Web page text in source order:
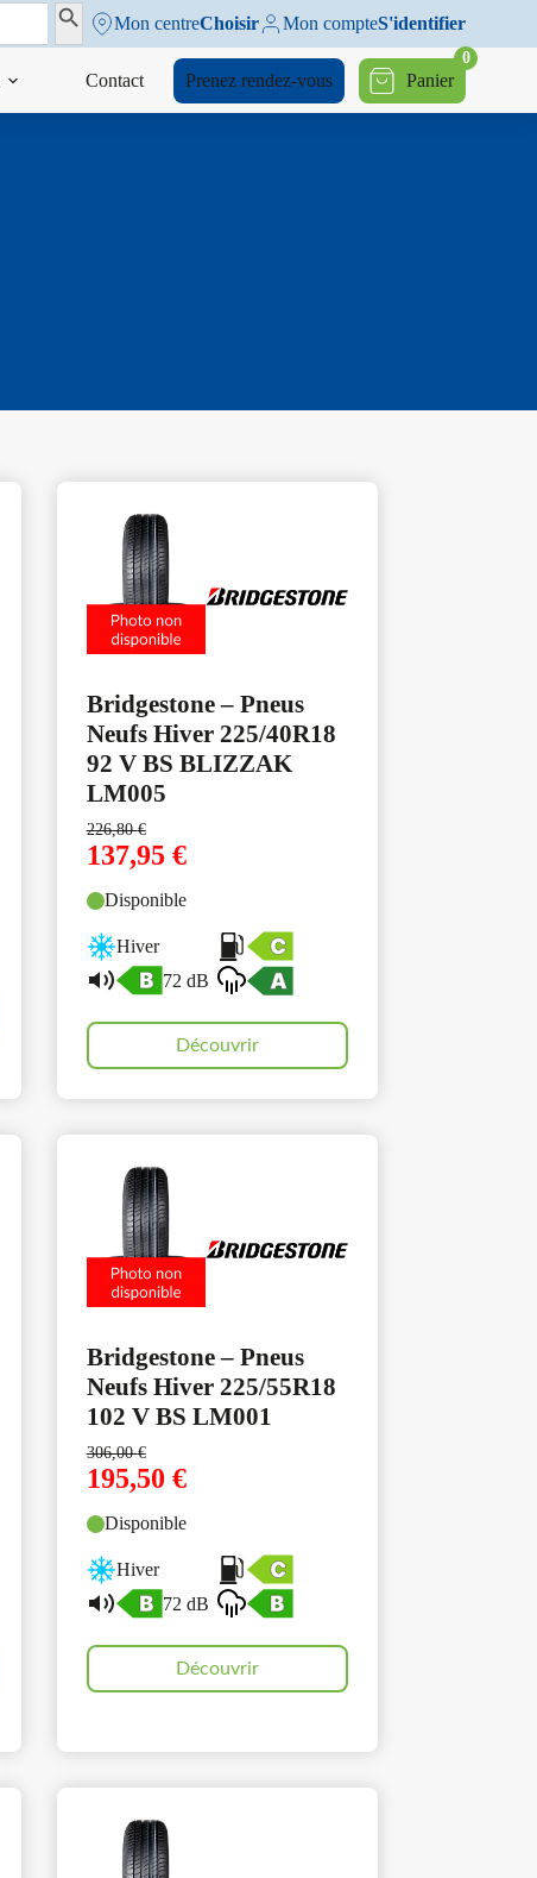
Search ButtonMon centreChoisir Mon compteS'identifier
Contact Prenez rendez-vous Panier
0
Bridgestone – Pneus
Neufs Hiver 225/40R18
92 V BS BLIZZAK
LM005
226,80€
137,95 €
Disponible
Hiver
72 dB
Découvrir
Bridgestone – Pneus
Neufs Hiver 225/55R18
102 V BS LM001
306,00€
195,50 €
Disponible
Hiver
72 dB
Découvrir